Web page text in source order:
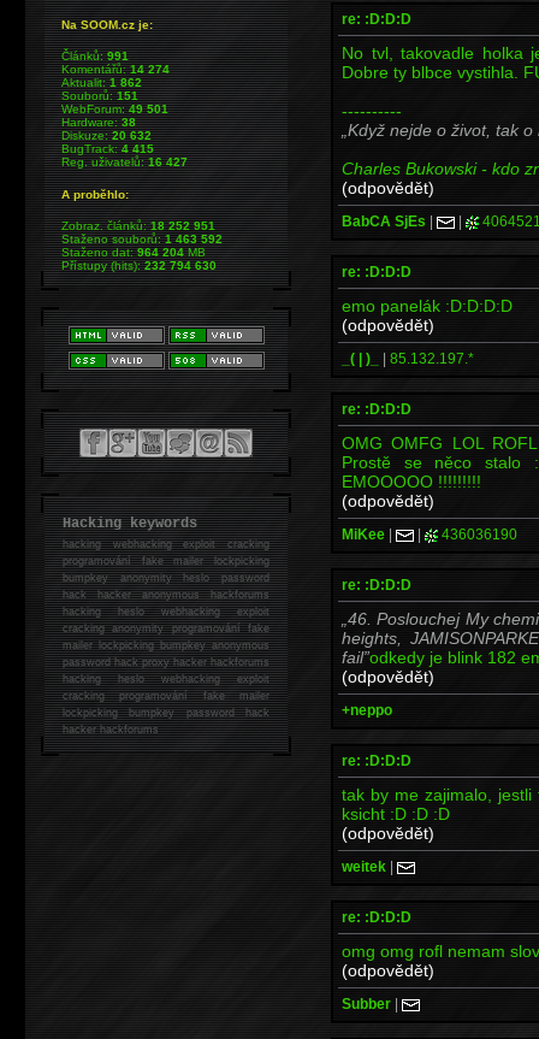
re: :D:D:D
No tvl, takovadle holka
Dobre ty blbce vystihla.
----------
Když nejde o život, tak o
Charles Bukowski - kdo
(odpovědět)
BabCA SjEs | |
re: :D:D:D
emo panelák :D:D:D:D
(odpovědět)
_( | )_ | 85.132.197.*
re: :D:D:D
OMG OMFG LOL
Prostě se něco stalo
EMOOOOO !!!!!!!!!
(odpovědět)
MiKee | | 436036190
re: :D:D:D
46. Poslouchej My
heights,
fail odkedy je blink 182
(odpovědět)
+neppo
re: :D:D:D
tak by me zajimalo, jestli
ksicht :D :D :D
(odpovědět)
weitek |
re: :D:D:D
omg omg rofl nemam
(odpovědět)
Subber |
Na SOOM.cz je:
Článků:991
Komentářů:14 274
Aktualit:1 862
Souborů:151
WebForum:49 501
Hardware:38
Diskuze:20 632
BugTrack:4 415
Reg. uživatelů:16 427
A proběhlo:
Zobraz. článků:18 252 951
Staženo souborů:1 463 592
Staženo dat:964 204MB
Přístupy (hits):232 794 630
Hacking keywords
hackingwebhacking exploit cracking
programování fake mailer lockpicking
bumpkey anonymity heslo password
hackhacker anonymous hackforums
hackingheslo webhacking exploit
cracking anonymity programování fake
mailer lockpicking bumpkey anonymous
password hack proxy hacker hackforums
hacking heslo webhacking exploit
cracking programování fake mailer
lockpicking bumpkey password hack
hackerhackforums